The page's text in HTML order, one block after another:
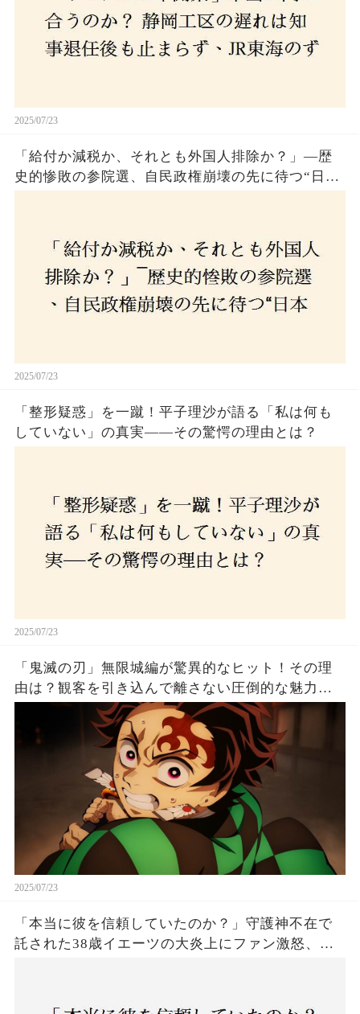
2025/07/23
「給付か減税か、それとも外国人排除か？」―歴
史的惨敗の参院選、自民政権崩壊の先に待つ“日本
2025/07/23
「整形疑惑」を一蹴！平子理沙が語る「私は何も
していない」の真実——その驚愕の理由とは？
2025/07/23
「鬼滅の刃」無限城編が驚異的なヒット！その理
由は？観客を引き込んで離さない圧倒的な魅力と
2025/07/23
「本当に彼を信頼していたのか？」守護神不在で
託された38歳イエーツの大炎上にファン激怒、ド